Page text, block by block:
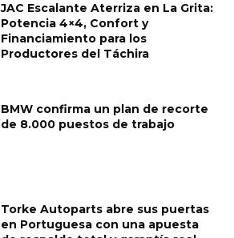
JAC Escalante Aterriza en La Grita:
Potencia 4×4, Confort y
Financiamiento para los
Productores del Táchira
BMW confirma un plan de recorte
de 8.000 puestos de trabajo
Torke Autoparts abre sus puertas
en Portuguesa con una apuesta